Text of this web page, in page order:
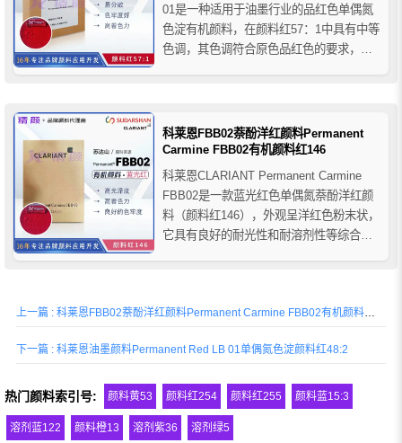
01是一种适用于油墨行业的品红色单偶氮
色淀有机颜料，在颜料红57：1中具有中等
色调，其色调符合原色品红色的要求，它
体系和溶剂型凹版印刷和柔版...
科莱恩FBB02萘酚洋红颜料Permanent
Carmine FBB02有机颜料红146
科莱恩CLARIANT Permanent Carmine
FBB02是一款蓝光红色单偶氮萘酚洋红颜
料（颜料红146），外观呈洋红色粉末状，
它具有良好的耐光性和耐溶剂性等综合色
下一篇 : 科莱恩油墨颜料Permanent Red LB 01单偶氮色淀颜料红48:2
热门颜料索引号: 颜料黄53 颜料红254 颜料红255 颜料蓝15:3
溶剂蓝122 颜料橙13 溶剂紫36 溶剂绿5